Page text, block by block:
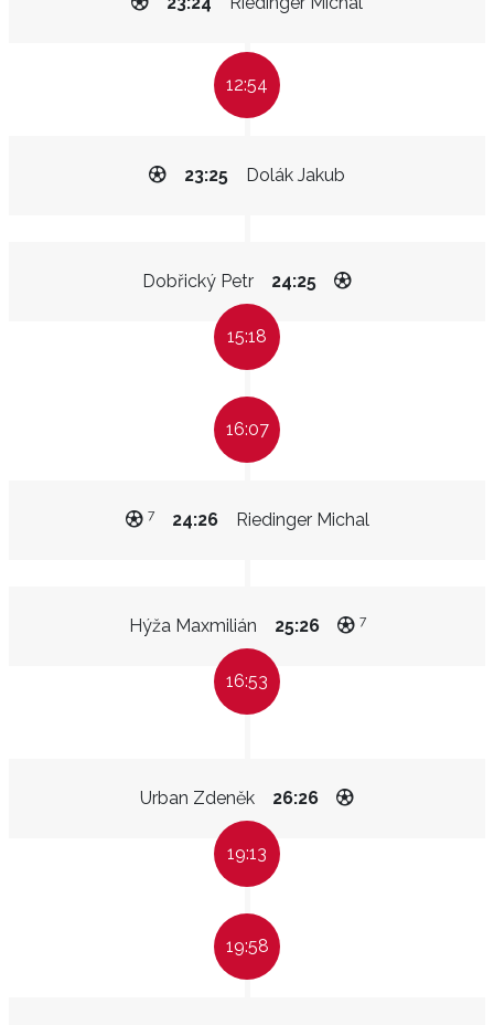
12:54
Dolák Jakub
23:25
Dobřický Petr 24:25
15:18
16:07
Riedinger Michal
24:26
7
Hýža Maxmilián 25:26 7
16:53
Urban Zdeněk 26:26
19:13
19:58